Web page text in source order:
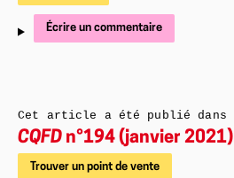
Écrire un commentaire
Cet article a été publié dans
CQFD n°194 (janvier 2021)
Trouver un point de vente